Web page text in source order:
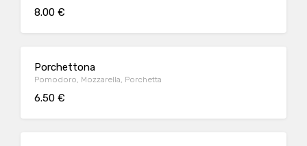
8.00 €
Porchettona
Pomodoro, Mozzarella, Porchetta
6.50 €